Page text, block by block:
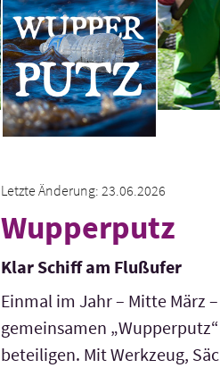
Letzte Änderung: 23.06.2026
Wupperputz
Klar Schiff am Flußufer
Einmal im Jahr – Mitte März
gemein­samen
beteiligen. Mit Werkzeug,